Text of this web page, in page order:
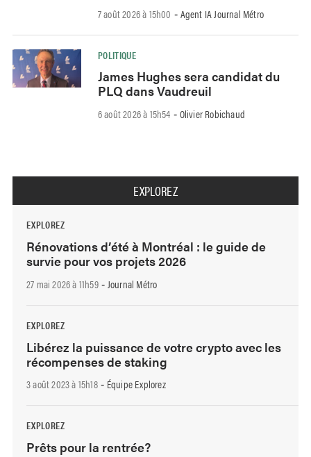
7 août 2026 à 15h00 - Agent IA Journal Métro
POLITIQUE
James Hughes sera candidat du
PLQ dans Vaudreuil
6 août 2026 à 15h54 - Olivier Robichaud
EXPLOREZ
EXPLOREZ
Rénovations d’été à Montréal : le guide de
survie pour vos projets 2026
27 mai 2026 à 11h59- Journal Métro
EXPLOREZ
Libérez la puissance de votre crypto avec les
récompenses de staking
3 août 2023 à 15h18- Équipe Explorez
EXPLOREZ
Prêts pour la rentrée?